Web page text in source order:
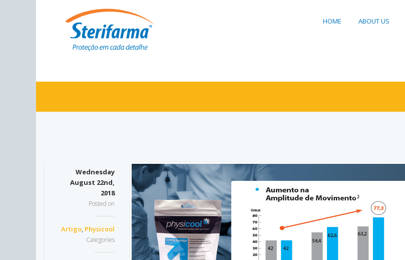
HOME ABOUT US
Wednesday
August 22nd,
2018
Posted on
Artigo, Physicool
Categories